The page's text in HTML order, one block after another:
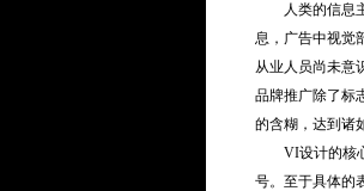
人类的信息主
息，广告中视觉
从业人员尚未意
品牌推广除了标
的含糊，达到诸
VI设计的核心
号。至于具体的